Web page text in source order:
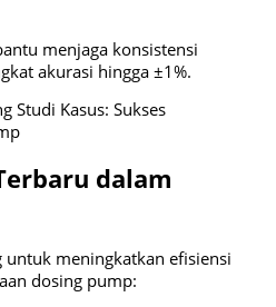
menjaga konsistensi
akurasi hingga ±1%.
Studi Kasus: Sukses
dalam
meningkatkan efisiensi
dosing pump: